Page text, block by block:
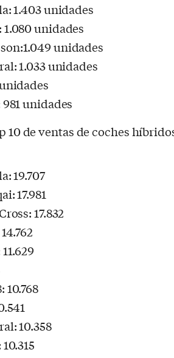
1.403 unidades
unidades
unidades
1.033 unidades
unidades
10 de ventas de coches
19.707
17.981
17.832
10.768
10.358